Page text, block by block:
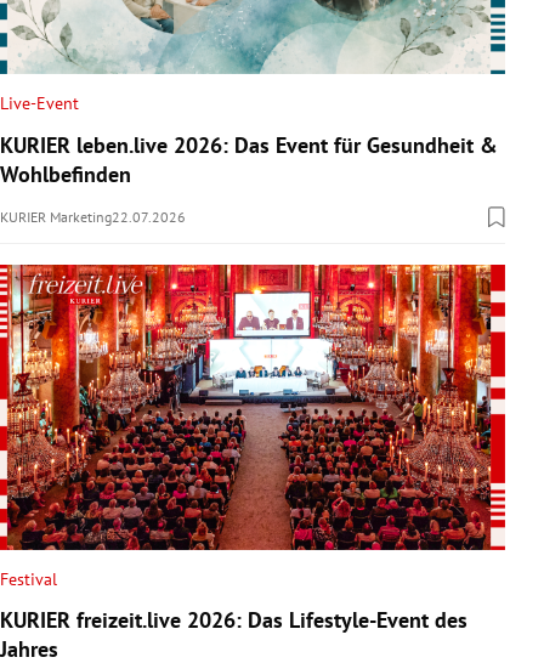
Live-Event
KURIER leben.live 2026: Das Event für Gesundheit &
Wohlbefinden
KURIER Marketing22.07.2026
Festival
KURIER freizeit.live 2026: Das Lifestyle-Event des
Jahres